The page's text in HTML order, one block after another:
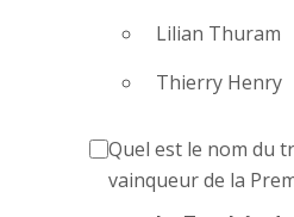
Lilian Thuram
Thierry Henry
Quel est le nom du
vainqueur de la